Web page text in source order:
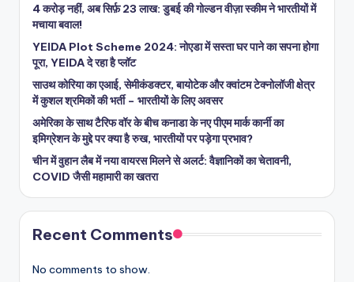
4 करोड़ नहीं, अब सिर्फ़ 23 लाख: डुबई की गोल्डन वीज़ा स्कीम ने भारतीयों में
मचाया बवाल!
YEIDA Plot Scheme 2024: नोएडा में सस्ता घर पाने का सपना होगा
पूरा, YEIDA दे रहा है प्लॉट
साउथ कोरिया का एआई, सेमीकंडक्टर, बायोटेक और क्वांटम टेक्नोलॉजी क्षेत्र
में कुशल श्रमिकों की भर्ती – भारतीयों के लिए अवसर
अमेरिका के साथ टैरिफ वॉर के बीच कनाडा के नए पीएम मार्क कार्नी का
इमिग्रेशन के मुद्दे पर क्या है रुख, भारतीयों पर पड़ेगा प्रभाव?
चीन में वुहान लैब में नया वायरस मिलने से अलर्ट: वैज्ञानिकों का चेतावनी,
COVID जैसी महामारी का खतरा
Recent Comments
No comments to show.